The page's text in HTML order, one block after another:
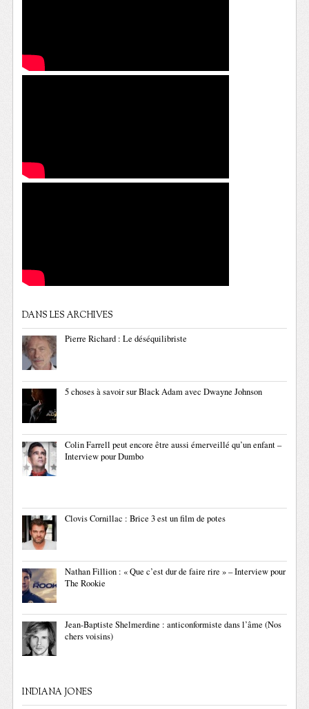
DANS LES ARCHIVES
Pierre Richard : Le déséquilibriste
5 choses à savoir sur Black Adam avec Dwayne Johnson
Colin Farrell peut encore être aussi émerveillé qu’un enfant –
Interview pour Dumbo
Clovis Cornillac : Brice 3 est un film de potes
Nathan Fillion : « Que c’est dur de faire rire » – Interview pour
The Rookie
Jean-Baptiste Shelmerdine : anticonformiste dans l’âme (Nos
chers voisins)
INDIANA JONES